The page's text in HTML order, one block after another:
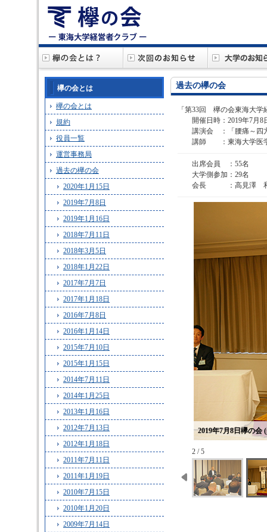
欅の会とは
欅の会とは
規約
役員一覧
運営事務局
過去の欅の会
2020年1月15日
2019年7月8日
2019年1月16日
2018年7月11日
2018年3月5日
2018年1月22日
2017年7月7日
2017年1月18日
2016年7月8日
2016年1月14日
2015年7月10日
2015年1月15日
2014年7月11日
2014年1月25日
2013年1月16日
2012年7月13日
2012年1月18日
2011年7月11日
2011年1月19日
2010年7月15日
2010年1月20日
2009年7月14日
過去の欅の会
「第33回 欅の会東海大
開催日時：2019年7月8
講演会 ：「腰痛～四方
講師 ：東海大学医学
出席会員 ：55名
大学側参加：29名
会長 ：高見澤 和
2019年7月8日欅の会
2 / 5